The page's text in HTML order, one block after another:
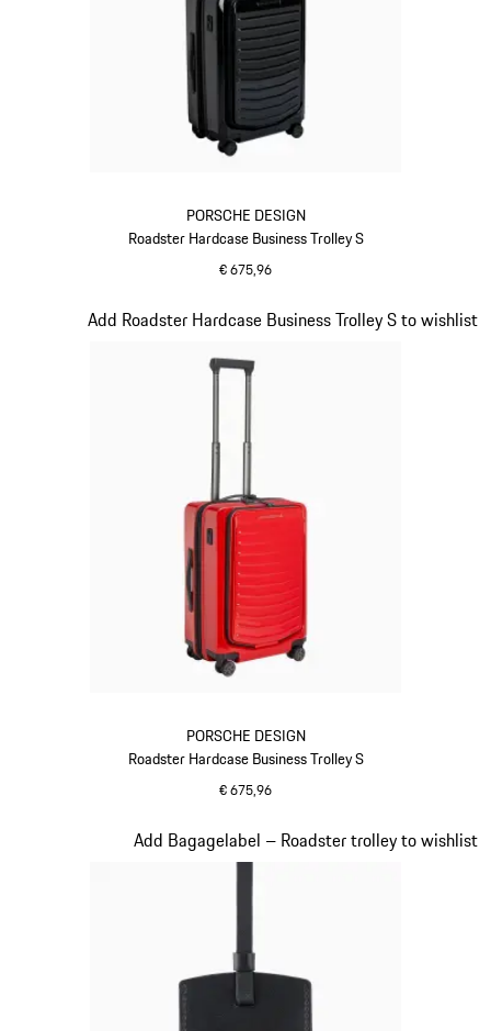
PORSCHE DESIGN
Roadster Hardcase Business Trolley S
€ 675,96
PORSCHE DESIGN
Roadster Hardcase Business Trolley S
€ 675,96
Add Roadster Hardcase Business Trolley S to wishlist
Dia 16 van 20
Add Bagagelabel – Roadster trolley to wishlist